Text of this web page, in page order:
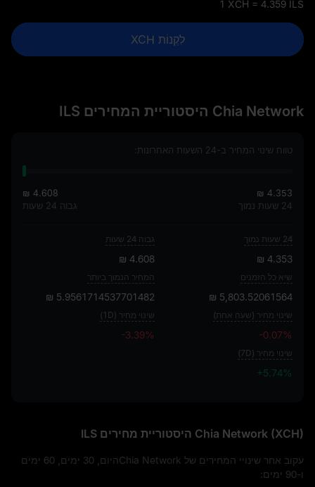
1 XCH = 4.359 ILS
לִקְנוֹת XCH
Chia Network היסטוריית המחירים ILS
טווח שינוי המחיר ב-24 השעות האחרונות:
₪ 4.353
24 שעות נמוך
₪ 4.608
גבוה 24 שעות
24 שעות נמוך
₪ 4.353
גבוה 24 שעות
₪ 4.608
שיא כל הזמנים
₪ 5,803.52061564
המחיר הנמוך ביותר
₪ 5.9561714537701482
שינוי מחיר (שעה אחת)
-0.07%
שינוי מחיר (1D)
-3.39%
שינוי מחיר (7D)
+5.74%
Chia Network (XCH) היסטוריית מחירים ILS
עקוב אחר שינויי המחירים של Chia Networkהיום, 30 ימים, 60 ימים
ו-90 ימים: